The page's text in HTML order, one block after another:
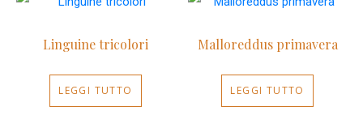
Linguine tricolori
LEGGI TUTTO
Malloreddus primavera
LEGGI TUTTO